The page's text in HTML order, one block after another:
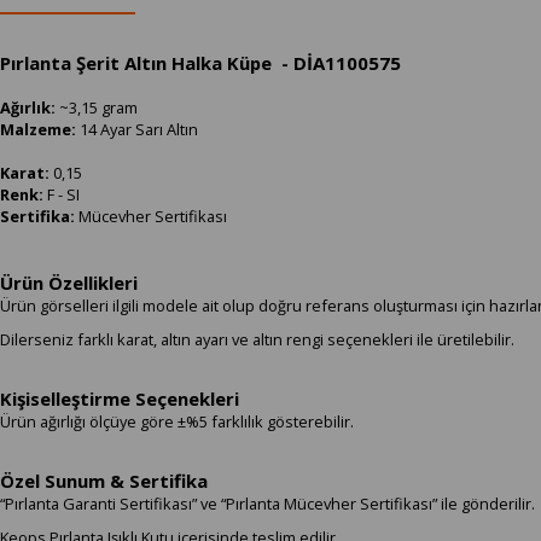
Pırlanta Şerit Altın Halka Küpe - DİA1100575
Ağırlık: ~3,15 gram
Malzeme: 14 Ayar Sarı Altın
Karat: 0,15
Renk: F - SI
Sertifika: Mücevher Sertifikası
Ürün Özellikleri
Ürün görselleri ilgili modele ait olup doğru referans oluşturması için
Dilerseniz farklı karat, altın ayarı ve altın rengi seçenekleri ile üretilebilir.
Kişiselleştirme Seçenekleri
Ürün ağırlığı ölçüye göre ±%5 farklılık gösterebilir.
Özel Sunum & Sertifika
“Pırlanta Garanti Sertifikası” ve “Pırlanta Mücevher Sertifikası” ile gönderilir.